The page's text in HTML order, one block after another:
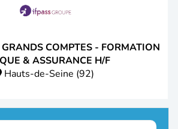
COMPTES - FORMATION
& ASSURANCE H/F
Hauts-de-Seine (92)